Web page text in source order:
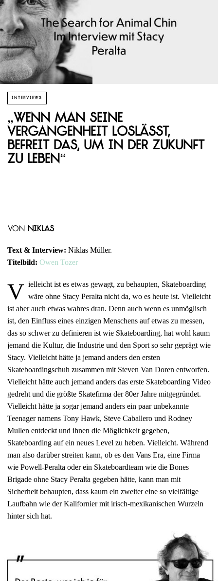
INTERVIEWS
„Wenn man seine
Vergangenheit loslässt,
befreit das, um in der Zukunft
zu leben“
von Niklas
Text & Interview: Niklas Müller.
Titelbild: Owen Tozer
V ielleicht ist es etwas gewagt, zu behaupten, Skateboarding
wäre ohne Stacy Peralta nicht da, wo es heute ist. Vielleicht
ist aber auch etwas wahres dran. Denn auch wenn es unmöglisch
ist, den Einfluss eines einzigen Menschens auf etwas zu messen,
das so schwer zu definieren ist wie Skateboarding, hat wohl kaum
jemand die Kultur, die Industrie und den Sport so sehr geprägt wie
Stacy. Vielleicht hätte ja jemand anders den ersten
Skateboardingschuh zusammen mit Steven Van Doren entworfen.
Vielleicht hätte auch jemand anders das erste Skateboarding Video
gedreht und die größte Skatefirma der 80er Jahre mitgegründet.
Vielleicht hätte ja sogar jemand anders ein paar unbekannte
Teenager namens Tony Hawk, Steve Caballero und Rodney
Mullen entdeckt und ihnen die Möglichkeit gegeben,
Skateboarding auf ein neues Level zu heben. Vielleicht. Während
man also darüber streiten kann, ob es den Vans Era, eine Firma
wie Powell-Peralta oder ein Skateboardteam wie die Bones
Brigade ohne Stacy Peralta gegeben hätte, kann man mit
Sicherheit behaupten, dass kaum ein zweiter eine so vielfältige
Laufbahn wie der Kalifornier mit irisch-mexikanischen Wurzeln
hinter sich hat.